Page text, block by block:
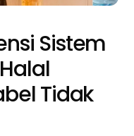
Sistem
Tidak